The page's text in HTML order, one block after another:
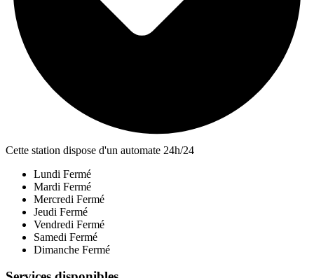
Cette station dispose d'un automate 24h/24
Lundi Fermé
Mardi Fermé
Mercredi Fermé
Jeudi Fermé
Vendredi Fermé
Samedi Fermé
Dimanche Fermé